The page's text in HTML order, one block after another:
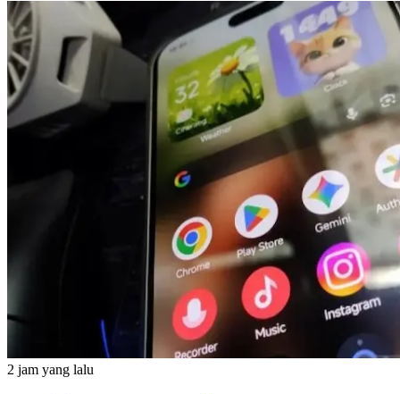
2 jam yang lalu